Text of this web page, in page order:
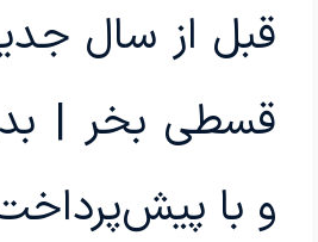
قبل از سال
قسطی بخر |
و با